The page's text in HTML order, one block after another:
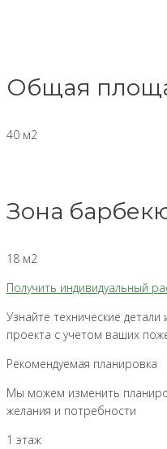
Общая
40 м2
Зона
18 м2
Получить индивидуальный
Узнайте технические детали
проекта с учетом ваших
Рекомендуемая планировка
Мы можем изменить
желания и потребности
1 этаж